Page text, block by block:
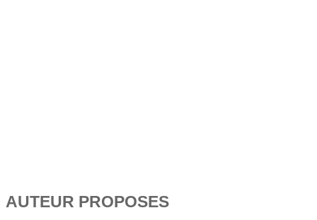
AUTEUR PROPOSES